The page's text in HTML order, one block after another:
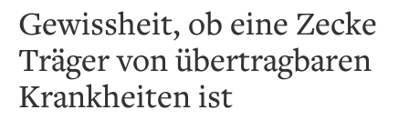
Gewissheit, ob eine Zecke
Träger von übertragbaren
Krankheiten ist